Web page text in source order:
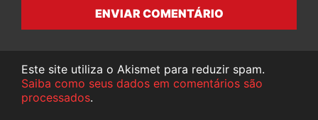
ENVIAR COMENTÁRIO
Este site utiliza o Akismet para reduzir spam.
Saiba como seus dados em comentários são
processados.